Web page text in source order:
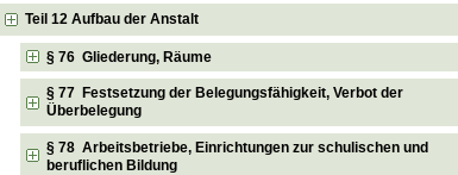
Teil 12 Aufbau der Anstalt
§ 76 Gliederung, Räume
§ 77 Festsetzung der Belegungsfähigkeit, Verbot der
Überbelegung
§ 78 Arbeitsbetriebe, Einrichtungen zur schulischen und
beruflichen Bildung